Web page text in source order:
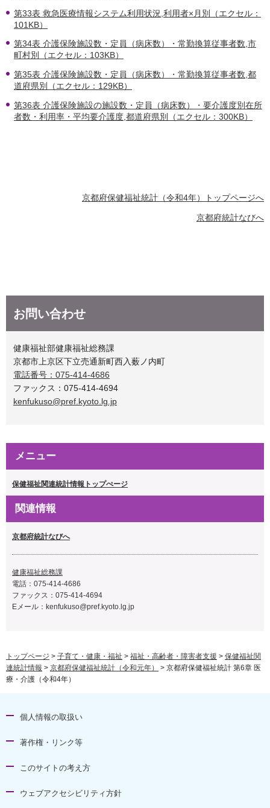
第33表 救急医療情報システム利用状況,利用者×月別（エクセル：
101KB）
第34表 介護保険施設数・定員（病床数）・常勤換算従事者数,市
町村別（エクセル：103KB）
第35表 介護保険施設数・定員（病床数）・常勤換算従事者数,都
道府県別（エクセル：129KB）
第36表 介護保険施設の施設数・定員（病床数）・要介護度別在所
者数・利用率・平均要介護度,都道府県別（エクセル：300KB）
京都府保健福祉統計（令和4年）トップページへ
京都府統計なびへ
お問い合わせ
健康福祉部健康福祉総務課
京都市上京区下立売通新町西入薮ノ内町
電話番号：075-414-4686
ファックス：075-414-4694
kenfukuso@pref.kyoto.lg.jp
メニュー
保健福祉関連統計情報トップぺージ
関連情報
京都府統計なびへ
健康福祉総務課
電話：075-414-4686
ファックス：075-414-4694
Eメール： kenfukuso@pref.kyoto.lg.jp
トップページ > 子育て・健康・福祉 > 福祉・高齢者・障害者支援 > 保健福祉関
連統計情報 > 京都府保健福祉統計（令和元年）
> 京都府保健福祉統計 第6章 医
療・介護（令和4年）
個人情報の取扱い
著作権・リンク等
このサイトの考え方
ウェブアクセシビリティ方針